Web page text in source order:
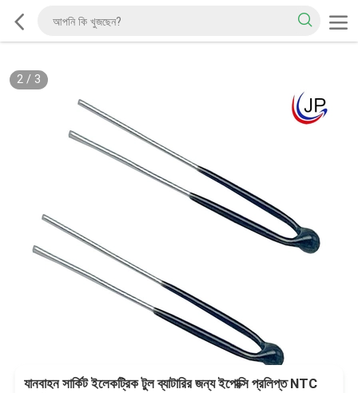
2/ 3
যানবাহন সার্কিট ইলেকট্রিক টুল ব্যাটারির জন্য ইপোক্সি প্রলিপ্ত NTC